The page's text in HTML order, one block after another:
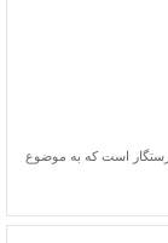
رستگار است که به موضوع